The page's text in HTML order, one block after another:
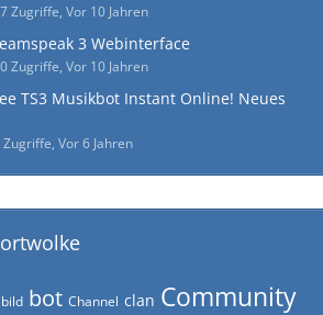
Zugriffe, Vor 10 Jahren
3 Webinterface
Zugriffe, Vor 10 Jahren
TS3 Musikbot Instant Online! Neues
Vor 6 Jahren
bild bot Channel clan Community